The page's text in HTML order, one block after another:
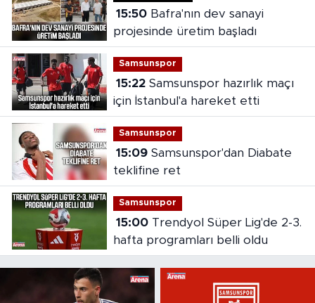
15:50Bafra'nın dev sanayi
projesinde üretim başladı
Samsunspor
15:22Samsunspor hazırlık maçı
için İstanbul'a hareket etti
Samsunspor
15:09Samsunspor'dan Diabate
teklifine ret
Samsunspor
15:00Trendyol Süper Lig'de 2-3.
hafta programları belli oldu